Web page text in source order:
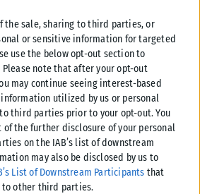
the sale, sharing to third parties, or
or sensitive information for targeted
use the below opt-out section to
note that after your opt-out
may continue seeing interest-based
utilized by us or personal
third parties prior to your opt-out. You
of the further disclosure of your personal
on the IAB’s list of downstream
may also be disclosed by us to
List of Downstream Participants that
other third parties.
τόσο ισχυρές όσο σήμερα και
Ελλάδα κατέχει μία ενισχυμένη
και εμφανίζεται ενισχυμένη και
είναι πολύ πιο ενισχυμένη
τολμώ να πω είναι πιο ενισχυμένη
Δεν είναι μόνο τα F35 και τα F16,
είχαμε τον Κίμωνα, την πρώτη φρεγάτα
μάλιστα, πήγε αμέσως να